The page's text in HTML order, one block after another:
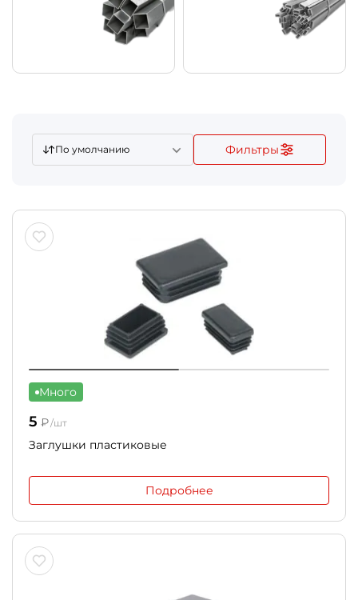
По умолчанию Фильтры
Много
5 ₽/шт
Заглушки пластиковые
Подробнее